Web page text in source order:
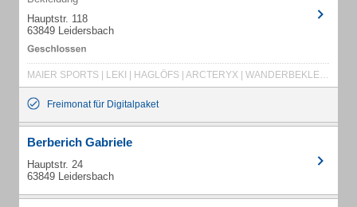
Hauptstr. 118
63849 Leidersbach
MAIER SPORTS | LEKI | HAGLÖFS | ARCTERYX | WANDERBEKLEIDUNG | FREIZEITBEKLEIDUNG | FREIZEIT | MAMMUT
Freimonat für Digitalpaket
Berberich Gabriele
Hauptstr. 24
63849 Leidersbach